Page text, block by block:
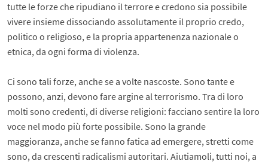
tutte le forze che ripudiano il terrore e credono sia possibile
vivere insieme dissociando assolutamente il proprio credo,
politico o religioso, e la propria appartenenza nazionale o
etnica, da ogni forma di violenza.
Ci sono tali forze, anche se a volte nascoste. Sono tante e
possono, anzi, devono fare argine al terrorismo. Tra di loro
molti sono credenti, di diverse religioni: facciano sentire la loro
voce nel modo più forte possibile. Sono la grande
maggioranza, anche se fanno fatica ad emergere, stretti come
sono, da crescenti radicalismi autoritari. Aiutiamoli, tutti noi, a